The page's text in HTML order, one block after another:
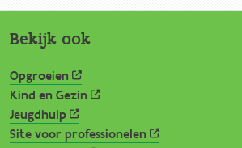
Bekijk ook
Opgroeien
Kind en Gezin
Jeugdhulp
Site voor professionelen